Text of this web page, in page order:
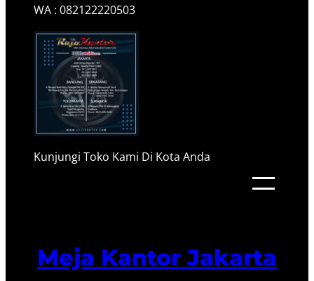
WA : 082122220503
Kunjungi Toko Kami Di Kota Anda
Meja Kantor Jakarta